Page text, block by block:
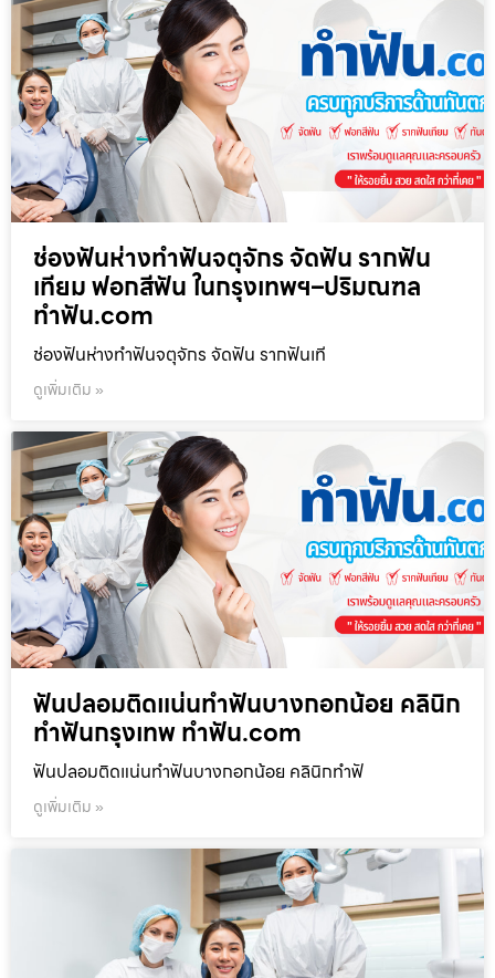
ช่องฟันห่างทำฟันจตุจักร จัดฟัน รากฟัน
เทียม ฟอกสีฟัน ในกรุงเทพฯ–ปริมณฑล
ทำฟัน.com
ช่องฟันห่างทำฟันจตุจักร จัดฟัน รากฟันเที
ดูเพิ่มเติม »
ฟันปลอมติดแน่นทำฟันบางกอกน้อย คลินิก
ทำฟันกรุงเทพ ทำฟัน.com
ฟันปลอมติดแน่นทำฟันบางกอกน้อย คลินิกทำฟั
ดูเพิ่มเติม »